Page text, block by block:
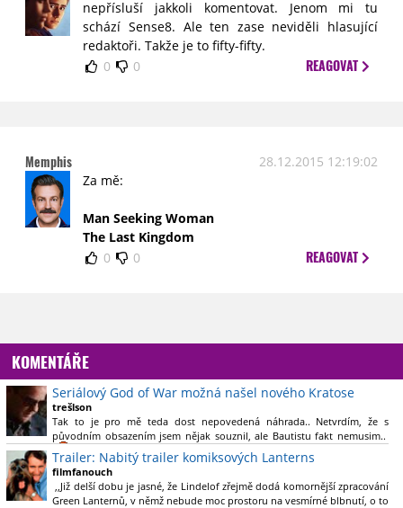
nepřísluší jakkoli komentovat. Jenom mi tu
schází Sense8. Ale ten zase neviděli hlasující
redaktoři. Takže je to fifty-fifty.
0
0 REAGOVAT
Memphis
28.12.2015 12:19:02
Za mě:
Man Seeking Woman
The Last Kingdom
0
0 REAGOVAT
KOMENTÁŘE
Seriálový God of War možná našel nového Kratose
trešlson
Tak to je pro mě teda dost nepovedená náhrada.. Netvrdím, že s
původním obsazením jsem nějak souznil, ale Bautistu fakt nemusim..
Trailer: Nabitý trailer komiksových Lanterns
filmfanouch
,,Již delší dobu je jasné, že Lindelof zřejmě dodá komornější zpracování
Green Lanternů, v němž nebude moc prostoru na vesmírné blbnutí, o to